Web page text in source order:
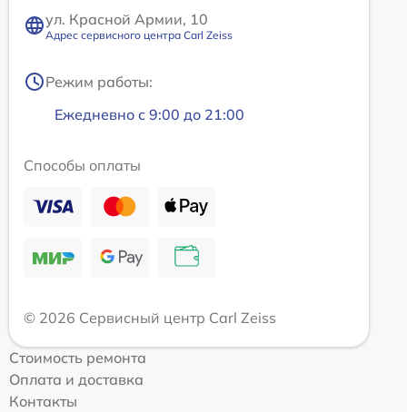
ул. Красной Армии, 10
Адрес сервисного центра Carl Zeiss
Режим работы:
Ежедневно с 9:00 до 21:00
Способы оплаты
© 2026 Сервисный центр Carl Zeiss
Стоимость ремонта
Оплата и доставка
Контакты